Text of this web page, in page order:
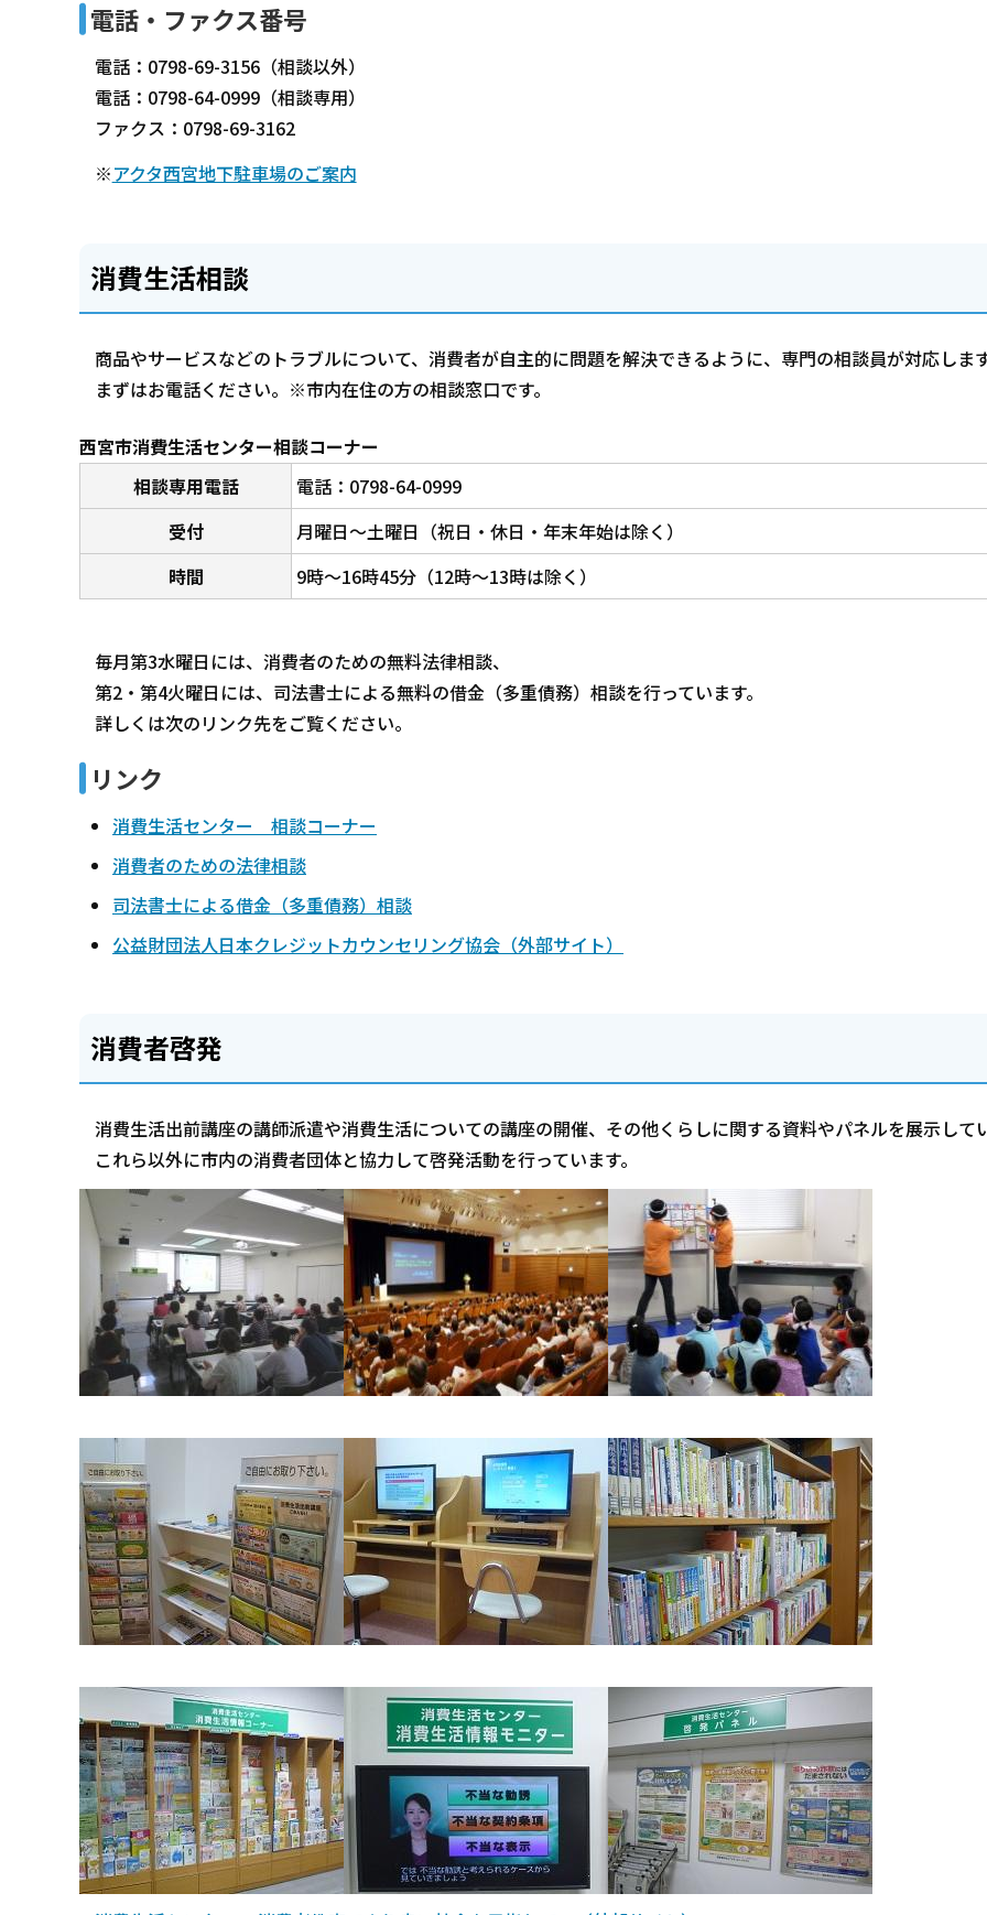
電話・ファクス番号
電話：0798-69-3156（相談以外）
電話：0798-64-0999（相談専用）
ファクス：0798-69-3162
※アクタ西宮地下駐車場のご案内
消費生活相談
商品やサービスなどのトラブルについて、消費者が自主的に問題を解決できるように、専門の相談員が対応しま
まずはお電話ください。※市内在住の方の相談窓口です。
西宮市消費生活センター相談コーナー
相談専用電話
電話：0798-64-0999
受付
月曜日～土曜日（祝日・休日・年末年始は除く）
時間
9時～16時45分（12時～13時は除く）
毎月第3水曜日には、消費者のための無料法律相談、
第2・第4火曜日には、司法書士による無料の借金（多重債務）相談を行っています。
詳しくは次のリンク先をご覧ください。
リンク
消費生活センター 相談コーナー
消費者のための法律相談
司法書士による借金（多重債務）相談
公益財団法人日本クレジットカウンセリング協会（外部サイト）
消費者啓発
消費生活出前講座の講師派遣や消費生活についての講座の開催、その他くらしに関する資料やパネルを展示して
これら以外に市内の消費者団体と協力して啓発活動を行っています。